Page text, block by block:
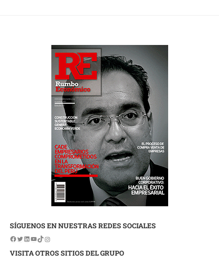
SÍGUENOS EN NUESTRAS REDES SOCIALES
VISITA OTROS SITIOS DEL GRUPO